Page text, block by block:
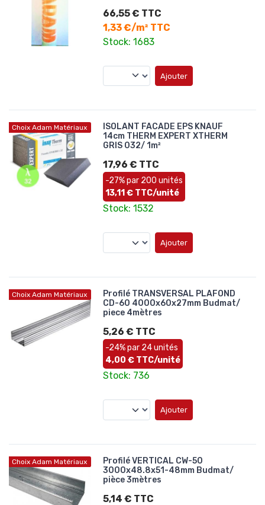
66,55 € TTC
1,33 €/m² TTC
Stock: 1683
Ajouter
Choix Adam Matériaux
ISOLANT FACADE EPS KNAUF
14cm THERM EXPERT XTHERM
GRIS 032/ 1m²
17,96 € TTC
-27% par 200 unités
13,11 € TTC/unité
Stock: 1532
Ajouter
Choix Adam Matériaux
Profilé TRANSVERSAL PLAFOND
CD-60 4000x60x27mm Budmat/
piece 4mètres
5,26 € TTC
-24% par 24 unités
4,00 € TTC/unité
Stock: 736
Ajouter
Choix Adam Matériaux
Profilé VERTICAL CW-50
3000x48.8x51-48mm Budmat/
pièce 3mètres
5,14 € TTC